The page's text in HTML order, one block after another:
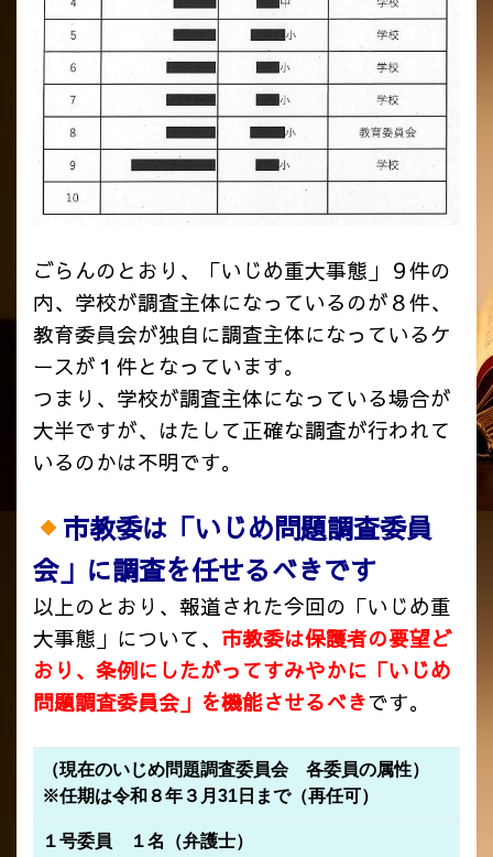
ごらんのとおり、「いじめ重大事態」９件の
内、学校が調査主体になっているのが８件、
教育委員会が独自に調査主体になっているケ
ースが１件となっています。
つまり、学校が調査主体になっている場合が
大半ですが、はたして正確な調査が行われて
いるのかは不明です。
市教委は「いじめ問題調査委員
会」に調査を任せるべきです
以上のとおり、報道された今回の「いじめ重
大事態」について、 市教委は保護者の要望ど
おり、条例にしたがってすみやかに「いじめ
問題調査委員会」を機能させるべきです。
（現在のいじめ問題調査委員会 各委員の属性）
※任期は令和８年３月31日まで（再任可）
１号委員 １名（弁護士）